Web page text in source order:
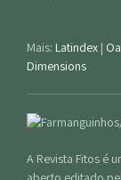
Mais: Latindex |
Dimensions
A Revista Fitos é